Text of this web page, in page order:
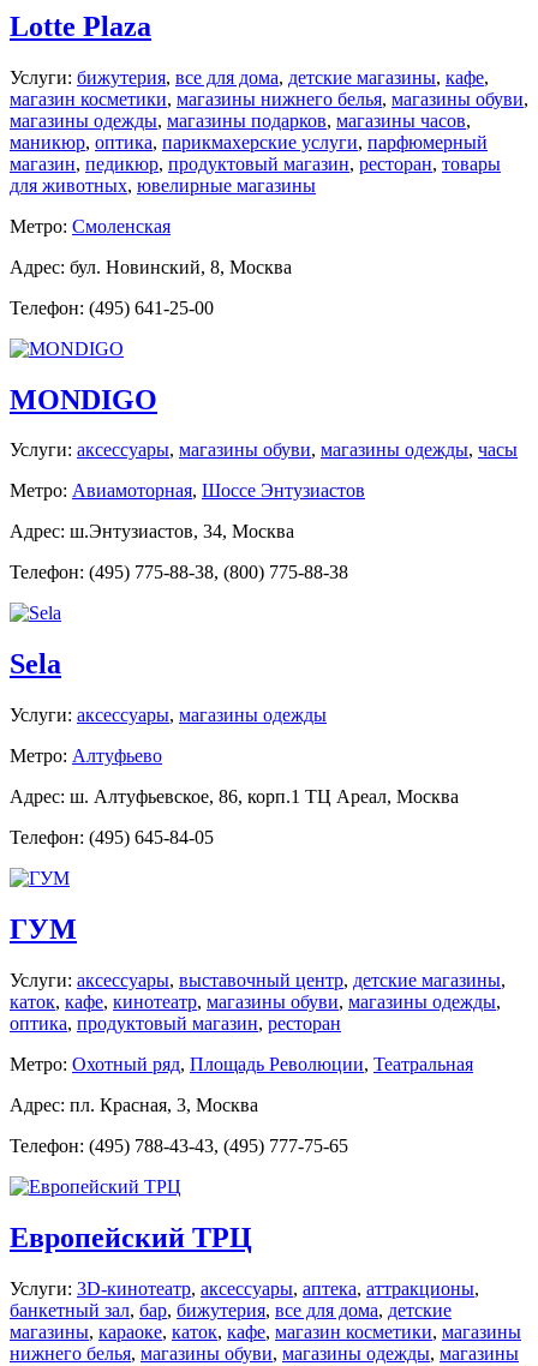
Lotte Plaza
Услуги: бижутерия, все для дома, детские магазины, кафе,
магазин косметики, магазины нижнего белья, магазины обуви,
магазины одежды, магазины подарков, магазины часов,
маникюр, оптика, парикмахерские услуги, парфюмерный
магазин, педикюр, продуктовый магазин, ресторан, товары
для животных, ювелирные магазины
Метро: Смоленская
Адрес: бул. Новинский, 8, Москва
Телефон: (495) 641-25-00
MONDIGO
Услуги: аксессуары, магазины обуви, магазины одежды, часы
Метро: Авиамоторная, Шоссе Энтузиастов
Адрес: ш.Энтузиастов, 34, Москва
Телефон: (495) 775-88-38, (800) 775-88-38
Sela
Услуги: аксессуары, магазины одежды
Метро: Алтуфьево
Адрес: ш. Алтуфьевское, 86, корп.1 ТЦ Ареал, Москва
Телефон: (495) 645-84-05
ГУМ
Услуги: аксессуары, выставочный центр, детские магазины,
каток, кафе, кинотеатр, магазины обуви, магазины одежды,
оптика, продуктовый магазин, ресторан
Метро: Охотный ряд, Площадь Революции, Театральная
Адрес: пл. Красная, 3, Москва
Телефон: (495) 788-43-43, (495) 777-75-65
Европейский ТРЦ
Услуги: 3D-кинотеатр, аксессуары, аптека, аттракционы,
банкетный зал, бар, бижутерия, все для дома, детские
магазины, караоке, каток, кафе, магазин косметики, магазины
нижнего белья, магазины обуви, магазины одежды, магазины